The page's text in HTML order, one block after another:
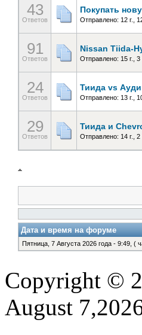
43
Ответов
Покупать
Отправлено: 12 г.,
91
Ответов
Nissan Tiida-
Отправлено: 15 г.,
24
Ответов
Тиида vs
Отправлено: 13 г.,
29
Ответов
Тиида и
Отправлено: 14 г.,
Дата и время на форуме
Пятница, 7 Августа 2026 года - 9:49, (
Copyright ©
August